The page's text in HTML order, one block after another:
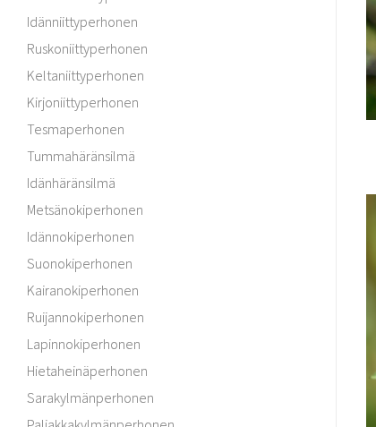
Idänniittyperhonen
Ruskoniittyperhonen
Keltaniittyperhonen
Kirjoniittyperhonen
Tesmaperhonen
Tummahäränsilmä
Idänhäränsilmä
Metsänokiperhonen
Idännokiperhonen
Suonokiperhonen
Kairanokiperhonen
Ruijannokiperhonen
Lapinnokiperhonen
Hietaheinäperhonen
Sarakylmänperhonen